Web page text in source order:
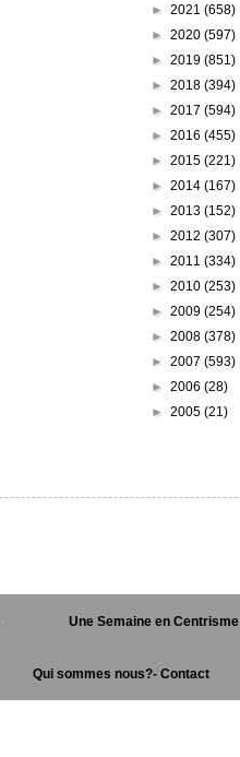
► 2021 (658)
► 2020 (597)
► 2019 (851)
► 2018 (394)
► 2017 (594)
► 2016 (455)
► 2015 (221)
► 2014 (167)
► 2013 (152)
► 2012 (307)
► 2011 (334)
► 2010 (253)
► 2009 (254)
► 2008 (378)
► 2007 (593)
► 2006 (28)
► 2005 (21)
Une Semaine en Centrisme
Qui sommes nous?- Contact